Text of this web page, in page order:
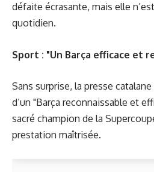
défaite écrasante, mais elle
quotidien.
Sport : "Un Barça efficace et
Sans surprise, la presse
d’un "Barça reconnaissable et
sacré champion de la
prestation maîtrisée.